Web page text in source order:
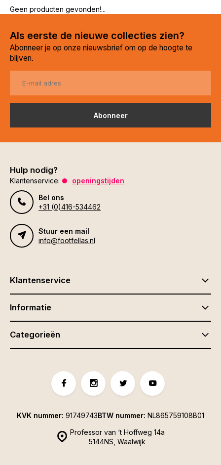
Geen producten gevonden!...
Als eerste de nieuwe collecties zien?
Abonneer je op onze nieuwsbrief om op de hoogte te
blijven.
Abonneer
Hulp nodig?
Klantenservice:
openingstijden
Bel ons
+31 (0)416-534462
Stuur een mail
info@footfellas.nl
Klantenservice
Informatie
Categorieën
Professor van ‘t Hoffweg 14a
5144NS, Waalwijk
KVK nummer: 91749743BTW nummer: NL865759108B01